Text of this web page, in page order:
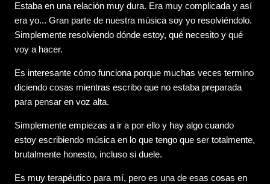
Estaba en una relación muy dura. Era muy complicada y así
era yo... Gran parte de nuestra música soy yo resolviéndolo.
Simplemente resolviendo dónde estoy, qué necesito y qué
voy a hacer.
Es interesante cómo funciona porque muchas veces termino
diciendo cosas mientras escribo que no estaba preparada
para pensar en voz alta.
Simplemente empiezas a ir a por ello y hay algo cuando
estoy escribiendo música en lo que tengo que ser totalmente,
brutalmente honesto, incluso si duele.
Es muy terapéutico para mí, pero es una de esas cosas en